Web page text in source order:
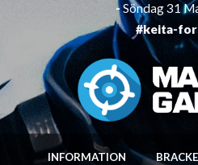
-Söndag 31
#keita-
INFORMATION